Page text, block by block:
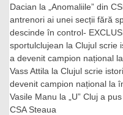
Dacian la
„Anomaliile” din
antrenori ai unei secții fără
descinde în control-
sportulclujean la Clujul scrie
a devenit campion național
Vass Attila la Clujul scrie
devenit campion național la
Vasile Manu la
„U” Cluj a
CSA Steaua